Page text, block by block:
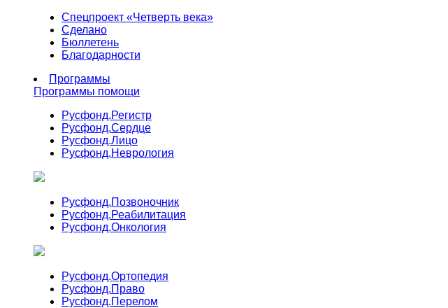
Спецпроект «Четверть века»
Сделано
Бюллетень
Благодарности
Программы
Программы помощи
Русфонд.Регистр
Русфонд.Сердце
Русфонд.Лицо
Русфонд.Неврология
Русфонд.Позвоночник
Русфонд.Реабилитация
Русфонд.Онкология
Русфонд.Ортопедия
Русфонд.Право
Русфонд.Перелом